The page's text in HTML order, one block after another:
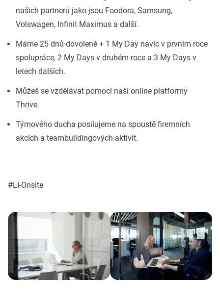
našich partnerů jako jsou Foodora, Samsung,
Volswagen, Infinit Maximus a další.
Máme 25 dnů dovolené + 1 My Day navíc v prvním roce
spolupráce, 2 My Days v druhém roce a 3 My Days v
letech dalších.
Můžeš se vzdělávat pomocí naší online platformy
Thrive.
Týmového ducha posilujeme na spoustě firemních
akcích a teambuildingových aktivit.
#LI-Onsite